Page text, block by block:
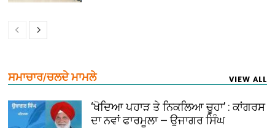
ਸਮਾਚਾਰ/ਚਲਦੇ ਮਾਮਲੇ VIEW ALL
‘ਖੋਦਿਆ ਪਹਾੜ ਤੇ ਨਿਕਲਿਆ ਚੂਹਾ’ : ਕਾਂਗਰਸ
ਦਾ ਨਵਾਂ ਫਾਰਮੂਲਾ — ਉਜਾਗਰ ਸਿੰਘ